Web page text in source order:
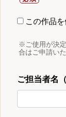
この作品
※ご使用が決
合はご申請い
ご担当者名